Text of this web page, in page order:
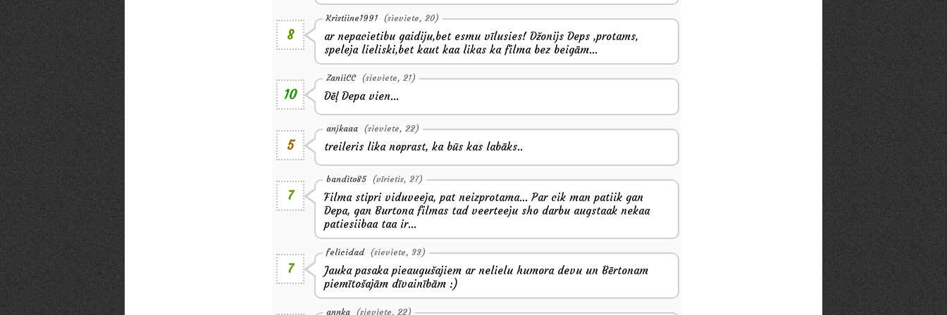
8
Kristiine1991 (sieviete, 20)
ar nepacietibu gaidiju,bet esmu vīlusies! Džonijs Deps ,protams,
speleja lieliski,bet kaut kaa likas ka filma bez beigām...
10
ZaniiCC (sieviete, 21)
Dēļ Depa vien...
5
anjkaaa (sieviete, 22)
treileris lika noprast, ka būs kas labāks..
7
bandito85 (vīrietis, 27)
Filma stipri viduveeja, pat neizprotama... Par cik man patiik gan
Depa, gan Burtona filmas tad veerteeju sho darbu augstaak nekaa
patiesiibaa taa ir...
7
felicidad (sieviete, 33)
Jauka pasaka pieaugušajiem ar nelielu humora devu un Bērtonam
piemītošajām dīvainībām :)
annka (sieviete, 22)